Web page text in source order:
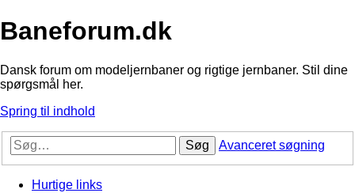
Baneforum.dk
Dansk forum om modeljernbaner og rigtige jernbaner. Stil dine
spørgsmål her.
Spring til indhold
Søg Avanceret søgning
Hurtige links